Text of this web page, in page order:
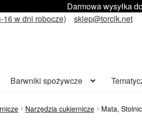
Darmowa wysyłka
16 w dni robocze) sklep@torcik.net
Barwniki spożywcze
Narzędzia cukiernicze Mata,